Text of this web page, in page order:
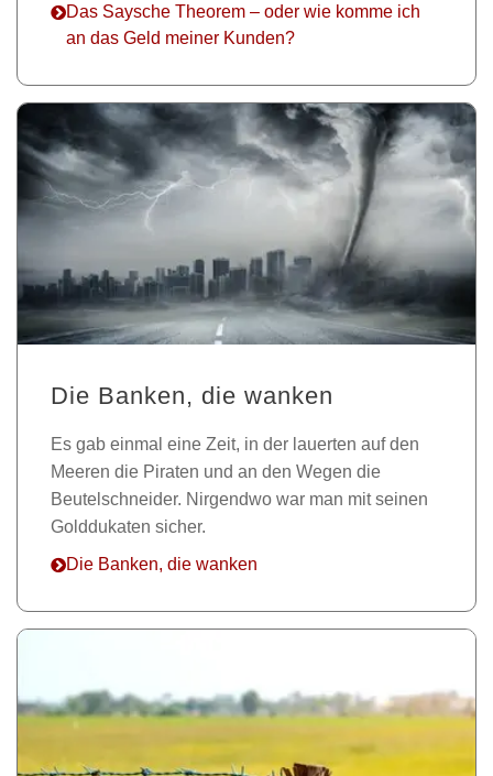
Das Saysche Theorem – oder wie komme ich
an das Geld meiner Kunden?
Die Banken, die wanken
Es gab einmal eine Zeit, in der lauerten auf den
Meeren die Piraten und an den Wegen die
Beutelschneider. Nirgendwo war man mit seinen
Golddukaten sicher.
Die Banken, die wanken